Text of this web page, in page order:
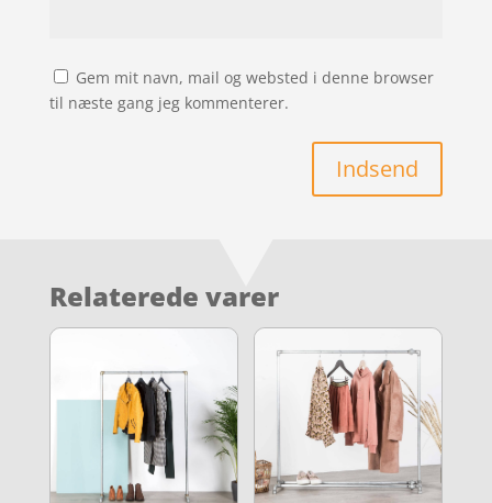
Gem mit navn, mail og websted i denne browser
til næste gang jeg kommenterer.
Indsend
Relaterede varer